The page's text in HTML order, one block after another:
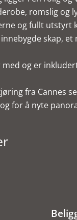
romslig og
og fullt
skap,
og er
fra Cannes
for å nyte